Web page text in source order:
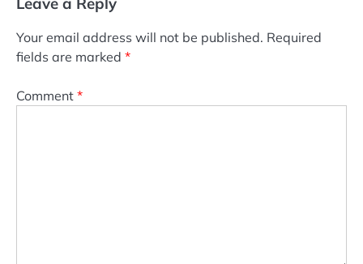
Your email address will not be published. Required
fields are marked *
Comment *